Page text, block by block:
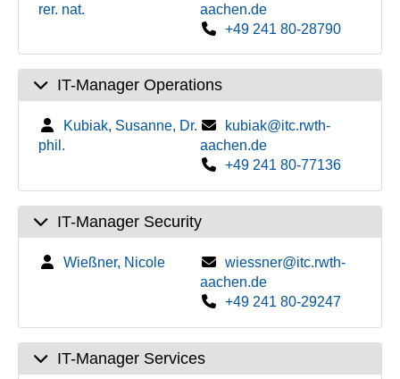
rer. nat.
aachen.de
+49 241 80-28790
IT-Manager Operations
Kubiak, Susanne, Dr.
phil.
kubiak@itc.rwth-
aachen.de
+49 241 80-77136
IT-Manager Security
Wießner, Nicole
wiessner@itc.rwth-
aachen.de
+49 241 80-29247
IT-Manager Services